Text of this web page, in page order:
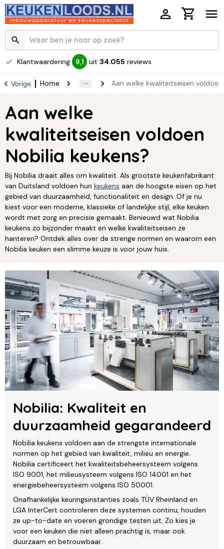
Klantwaardering 9,1 uit 34.055 reviews
Vorige Home Aan welke kwaliteitseisen voldoen
Aan welke
kwaliteitseisen voldoen
Nobilia keukens?
Bij Nobilia draait alles om kwaliteit. Als grootste keukenfabrikant
van Duitsland voldoen hun keukens aan de hoogste eisen op het
gebied van duurzaamheid, functionaliteit en design. Of je nu
kiest voor een moderne, klassieke of landelijke stijl, elke keuken
wordt met zorg en precisie gemaakt. Benieuwd wat Nobilia
keukens zo bijzonder maakt en welke kwaliteitseisen ze
hanteren? Ontdek alles over de strenge normen en waarom een
Nobilia keuken een slimme keuze is voor jouw huis.
Nobilia: Kwaliteit en
duurzaamheid gegarandeerd
Nobilia keukens voldoen aan de strengste internationale
normen op het gebied van kwaliteit, milieu en energie.
Nobilia certificeert het kwaliteitsbeheersysteem volgens
ISO 9001, het milieusysteem volgens ISO 14001 en het
energiebeheersysteem volgens ISO 50001.
Onafhankelijke keuringsinstanties zoals TÜV Rheinland en
LGA InterCert controleren deze systemen continu, houden
ze up-to-date en voeren grondige testen uit. Zo kies je
voor een keuken die niet alleen prachtig is, maar ook
duurzaam en betrouwbaar.